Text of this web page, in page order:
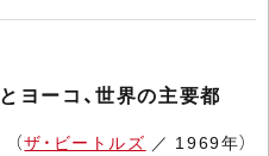
ヨーコ、世界の主要都
（ザ・ビートルズ ／ 1969年）